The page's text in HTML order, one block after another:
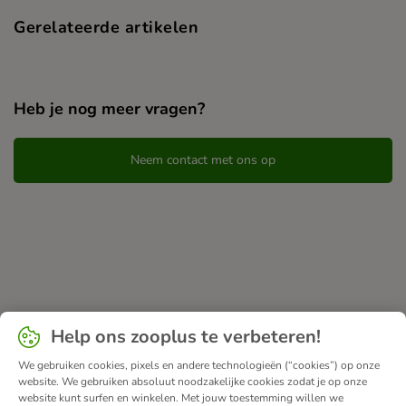
Gerelateerde artikelen
Heb je nog meer vragen?
Neem contact met ons op
Help ons zooplus te verbeteren!
We gebruiken cookies, pixels en andere technologieën (“cookies”) op onze
website. We gebruiken absoluut noodzakelijke cookies zodat je op onze
website kunt surfen en winkelen. Met jouw toestemming willen we